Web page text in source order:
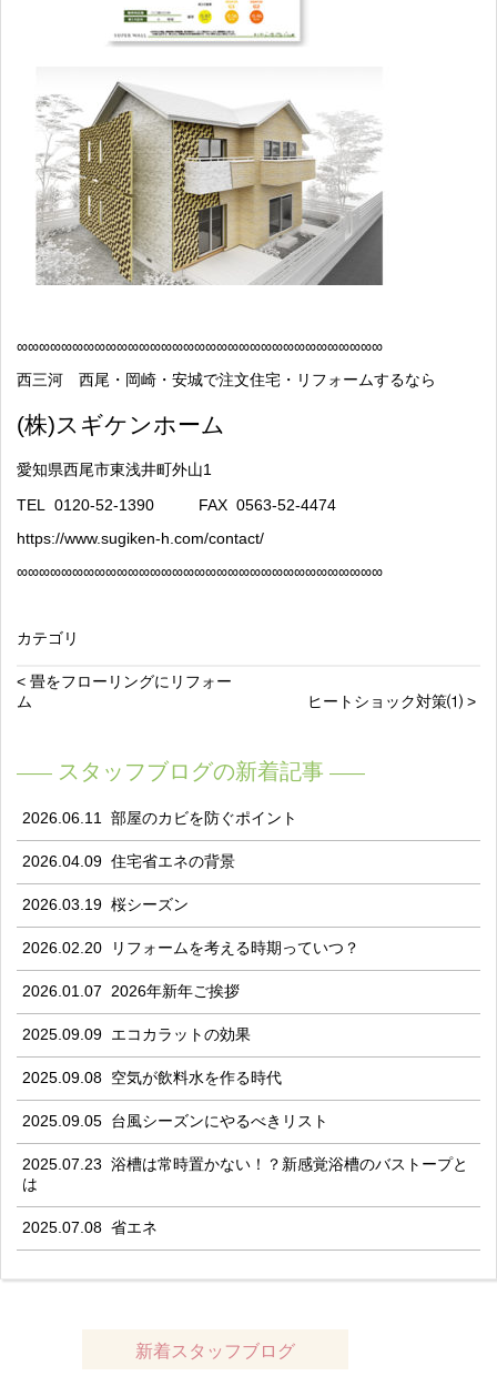
∞∞∞∞∞∞∞∞∞∞∞∞∞∞∞∞∞∞∞∞∞∞∞∞∞∞∞∞∞∞∞∞∞
西三河 西尾・岡崎・安城で注文住宅・リフォームするなら
(株)スギケンホーム
愛知県西尾市東浅井町外山1
TEL
0120-52-1390 FAX 0563-52-4474
https://www.sugiken-h.com/contact/
∞∞∞∞∞∞∞∞∞∞∞∞∞∞∞∞∞∞∞∞∞∞∞∞∞∞∞∞∞∞∞∞∞
カテゴリ
< 畳をフローリングにリフォー
ム
ヒートショック対策⑴ >
スタッフブログの新着記事
2026.06.11 部屋のカビを防ぐポイント
2026.04.09 住宅省エネの背景
2026.03.19 桜シーズン
2026.02.20 リフォームを考える時期っていつ？
2026.01.07 2026年新年ご挨拶
2025.09.09 エコカラットの効果
2025.09.08 空気が飲料水を作る時代
2025.09.05 台風シーズンにやるべきリスト
2025.07.23 浴槽は常時置かない！？新感覚浴槽のバストープと
は
2025.07.08 省エネ
新着スタッフブログ